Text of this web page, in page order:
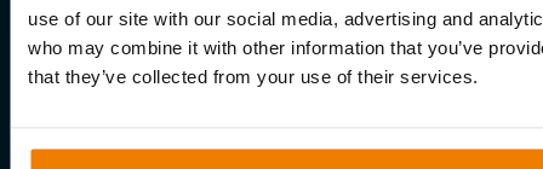
use of our site with our social media, advertising and
who may combine it with other information that you’ve
that they’ve collected from your use of their services.